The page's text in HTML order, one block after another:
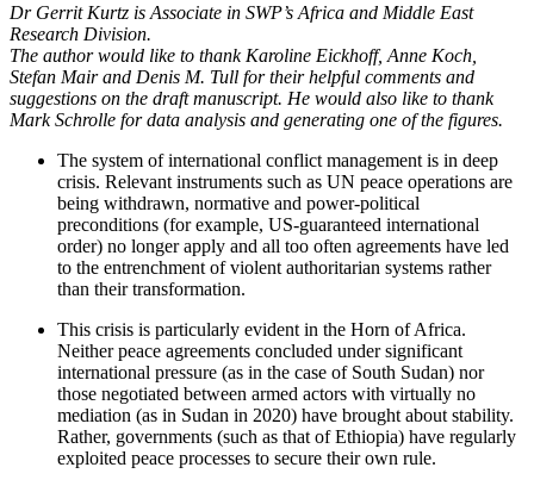
Dr Gerrit Kurtz is Associate in SWP’s Africa and Middle East
Research Division.
The author would like to thank Karoline Eickhoff, Anne Koch,
Stefan Mair and Denis M. Tull for their helpful comments and
suggestions on the draft manuscript. He would also like to thank
Mark Schrolle for data analysis and generating one of the figures.
The system of international conflict management is in deep
crisis. Relevant instruments such as UN peace operations are
being withdrawn, normative and power-political
preconditions (for example, US-guaranteed international
order) no longer apply and all too often agreements have led
to the entrenchment of violent authoritarian systems rather
than their transformation.
This crisis is particularly evident in the Horn of Africa.
Neither peace agreements concluded under significant
international pressure (as in the case of South Sudan) nor
those negotiated between armed actors with virtually no
mediation (as in Sudan in 2020) have brought about stability.
Rather, governments (such as that of Ethiopia) have regularly
exploited peace processes to secure their own rule.